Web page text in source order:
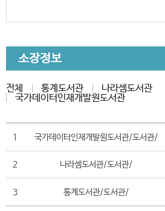
소장정보
전체 통계도서관
나라셈도서관
국가데이터인재개발원도서관
1 국가데이터인재개발원도서관/도서관/
2 나라셈도서관/도서관/
3 통계도서관/도서관/